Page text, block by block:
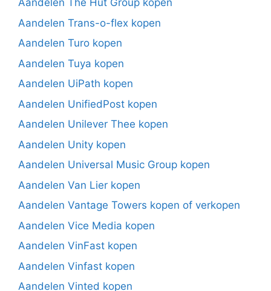
Aandelen The Hut Group kopen
Aandelen Trans-o-flex kopen
Aandelen Turo kopen
Aandelen Tuya kopen
Aandelen UiPath kopen
Aandelen UnifiedPost kopen
Aandelen Unilever Thee kopen
Aandelen Unity kopen
Aandelen Universal Music Group kopen
Aandelen Van Lier kopen
Aandelen Vantage Towers kopen of verkopen
Aandelen Vice Media kopen
Aandelen VinFast kopen
Aandelen Vinfast kopen
Aandelen Vinted kopen